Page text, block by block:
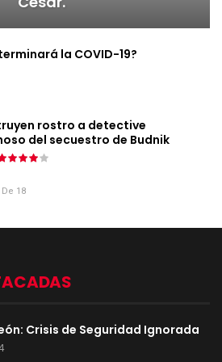
la COVID-19?
rostro a detective
del secuestro de Budnik
De 18
Crisis de Seguridad Ignorada